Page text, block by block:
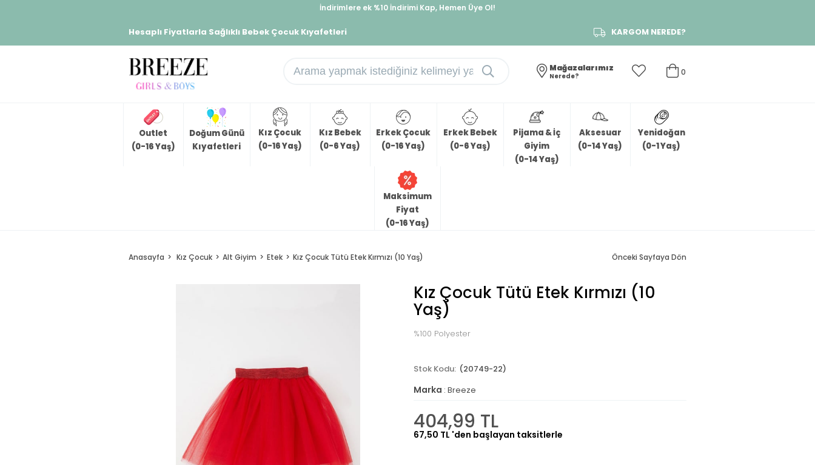
İndirimlere ek %10 İndirimi Kap, Hemen Üye Ol!
Hesaplı Fiyatlarla Sağlıklı Bebek Çocuk Kıyafetleri KARGOM NEREDE?
0
Mağazalarımız
Nerede?
Outlet
(0-16 Yaş)
Doğum Günü
Kıyafetleri
Kız Çocuk
(0-16 Yaş)
Kız Bebek
(0-6 Yaş)
Erkek Çocuk
(0-16 Yaş)
Erkek Bebek
(0-6 Yaş)
Pijama & İç
Giyim
(0-14 Yaş)
Aksesuar
(0-14 Yaş)
Yenidoğan
(0-1 Yaş)
Maksimum
Fiyat
(0-16 Yaş)
Anasayfa Kız Çocuk Alt Giyim Etek Kız Çocuk Tütü Etek Kırmızı (10 Yaş) Önceki Sayfaya Dön
Kız Çocuk Tütü Etek Kırmızı (10
Yaş)
%100 Polyester
(20749-22)
Marka : Breeze
404,99 TL
67,50 TL 'den başlayan taksitlerle